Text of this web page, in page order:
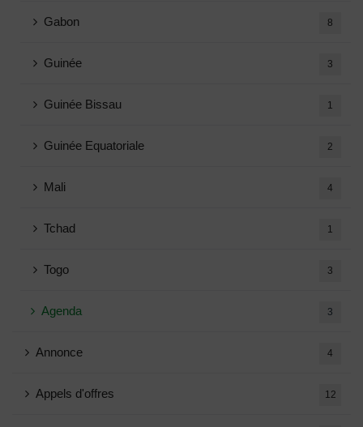
Gabon 8
Guinée 3
Guinée Bissau 1
Guinée Equatoriale 2
Mali 4
Tchad 1
Togo 3
Agenda 3
Annonce 4
Appels d'offres 12